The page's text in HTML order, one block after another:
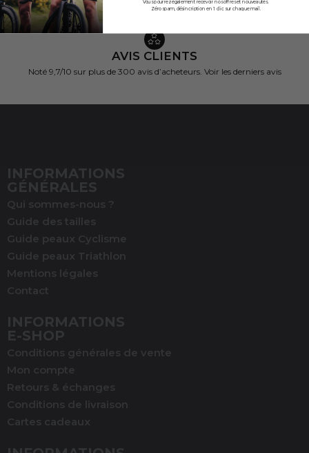
AVIS CLIENTS
Noté 9,7/10 sur plus de 300 avis d’acheteurs. Voir les derniers avis
INFORMATIONS
GÉNÉRALES
Qui sommes-nous ?
Guide des tailles
Guide peaux Cyclisme
Guide peaux Triathlon
Mentions légales
Contact
INFORMATIONS
E-SHOP
Conditions générales de vente
Mon compte
Retours & échanges
Conditions de livraison
Cartes cadeaux
Vous pourrez également recevoir nos offres et nouveautés.
Zéro spam, désincription en 1 clic sur chaque mail.